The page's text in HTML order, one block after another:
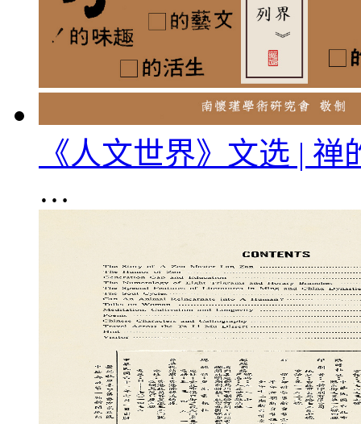
《人文世界》文选 | 禅
…